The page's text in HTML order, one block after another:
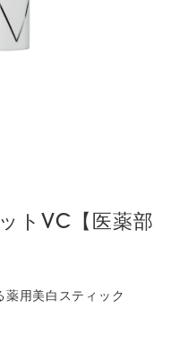
トVC【医薬部
薬用美白スティック